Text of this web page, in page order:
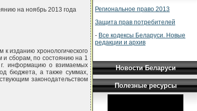
на ноябрь 2013 года
к изданию хронологического
и сборам, по состоянию на 1
информацию о взимаемых
бюджета, а также суммах,
законодательством
Региональное право 2013
Защита прав потребителей
- Все кодексы Беларуси. Новые
редакции и архив
Новости Беларуси
Полезные ресурсы